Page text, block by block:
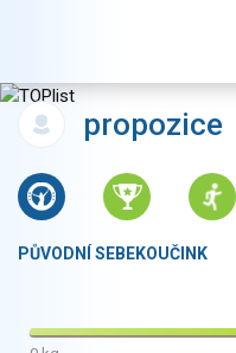
propozice
PŮVODNÍ SEBEKOUČINK